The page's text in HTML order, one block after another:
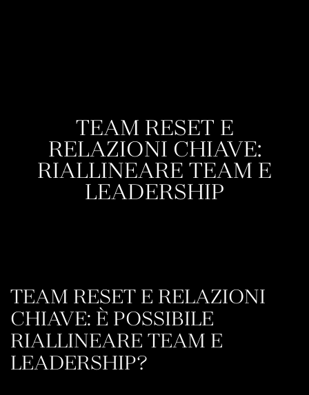
TEAM RESET E
RELAZIONI CHIAVE:
RIALLINEARE TEAM E
LEADERSHIP
TEAM RESET E RELAZIONI
CHIAVE: È POSSIBILE
RIALLINEARE TEAM E
LEADERSHIP?